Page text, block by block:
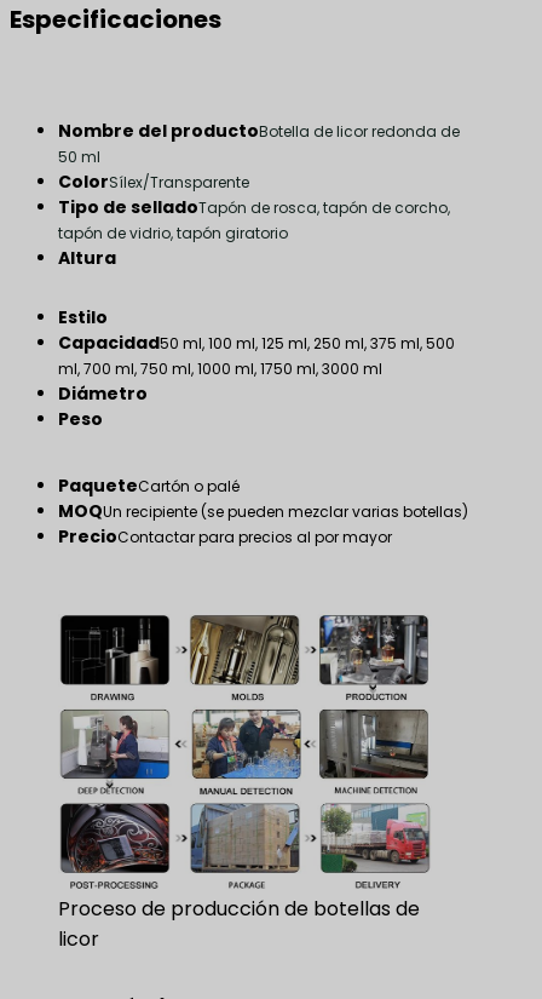
Especificaciones
Nombre del productoBotella de licor redonda de
50 ml
ColorSílex/Transparente
Tipo de selladoTapón de rosca, tapón de corcho,
tapón de vidrio, tapón giratorio
Altura
Estilo
Capacidad50 ml, 100 ml, 125 ml, 250 ml, 375 ml, 500
ml, 700 ml, 750 ml, 1000 ml, 1750 ml, 3000 ml
Diámetro
Peso
PaqueteCartón o palé
MOQUn recipiente (se pueden mezclar varias botellas)
PrecioContactar para precios al por mayor
Proceso de producción de botellas de
licor